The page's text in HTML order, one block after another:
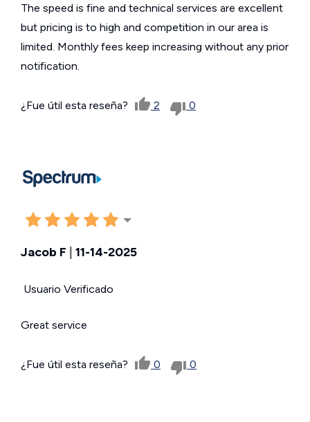
The speed is fine and technical services are excellent
but pricing is to high and competition in our area is
limited. Monthly fees keep increasing without any prior
notification.
¿Fue útil esta reseña? 2 0
Jacob F | 11-14-2025
Usuario Verificado
Great service
¿Fue útil esta reseña? 0 0